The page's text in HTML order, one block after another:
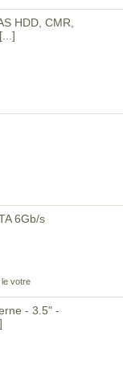
HDD, CMR,
[...]
6Gb/s
votre
- 3.5" -